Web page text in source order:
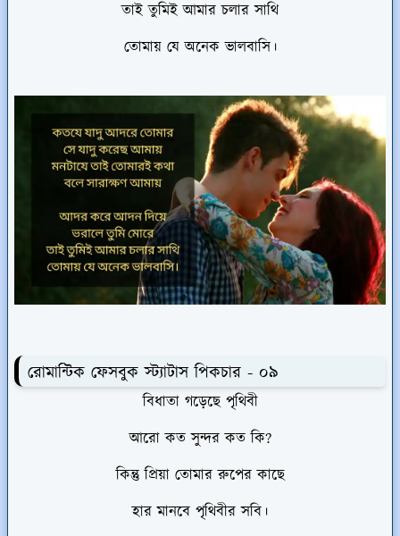
তাই তুমিই আমার চলার সাথি
তোমায় যে অনেক ভালবাসি।
রোমান্টিক ফেসবুক স্ট্যাটাস পিকচার - ০৯
বিধাতা গড়েছে পৃথিবী
আরো কত সুন্দর কত কি?
কিন্তু প্রিয়া তোমার রুপের কাছে
হার মানবে পৃথিবীর সবি।